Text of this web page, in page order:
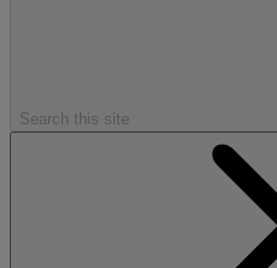
Search this site